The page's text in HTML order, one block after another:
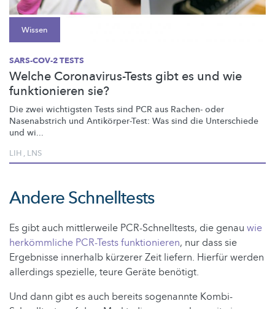
Wissen
SARS-COV-2 TESTS
Welche Coronavirus-Tests gibt es und wie
funktionieren sie?
Die zwei wichtigsten Tests sind PCR aus Rachen- oder
Nasenabstrich und Antikörper-Test: Was sind die Unterschiede
und wi...
LIH , LNS
Andere Schnelltests
Es gibt auch mittlerweile PCR-Schnelltests, die genau wie
herkömmliche PCR-Tests funktionieren, nur dass sie
Ergebnisse innerhalb kürzerer Zeit liefern. Hierfür werden
allerdings spezielle, teure Geräte benötigt.
Und dann gibt es auch bereits sogenannte Kombi-